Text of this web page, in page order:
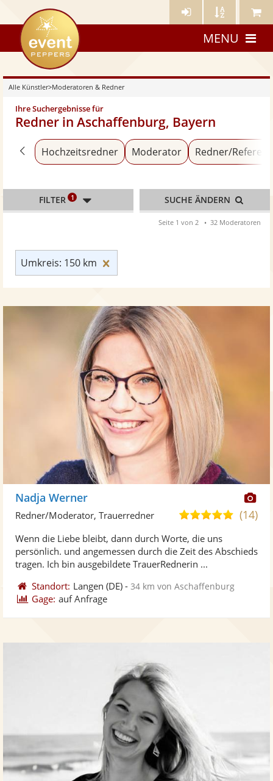
Künstler- Künstler Meine
eventpeppers
MENU
Alle Künstler>Moderatoren & Redner
Ihre Suchergebnisse für
Redner in Aschaffenburg, Bayern
Zurück zu «Alle Künstler»
Hochzeitsredner Moderator Redner/Referent
Umkreis: 150 km
FILTER 1 SUCHE ÄNDERN
Seite 1 von 2 32 Moderatoren
Nadja Werner
5,0
5
(14)
Redner/Moderator, Trauerredner
Wenn die Liebe bleibt, dann durch Worte, die uns
persönlich. und angemessen durch die Zeit des Abschieds
tragen. Ich bin ausgebildete TrauerRednerin ...
Standort: Langen (DE) -34 km von Aschaffenburg
Gage: auf Anfrage